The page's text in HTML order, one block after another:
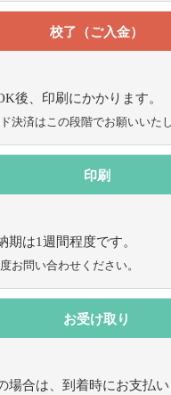
校了（ご入金）
後、印刷にかかります。
決済はこの段階でお願いいたし
印刷
期は1週間程度です。
お問い合わせください。
お受け取り
場合は、到着時にお支払い